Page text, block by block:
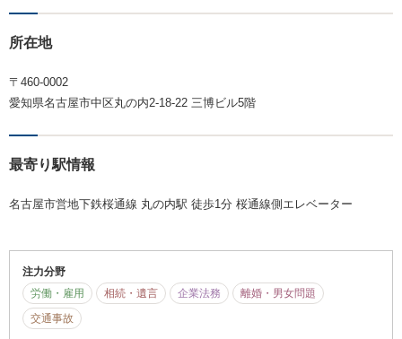
所在地
〒460-0002
愛知県名古屋市中区丸の内2-18-22 三博ビル5階
最寄り駅情報
名古屋市営地下鉄桜通線 丸の内駅 徒歩1分 桜通線側エレベーター
注力分野
労働・雇用
相続・遺言 企業法務
離婚・男女問題
交通事故